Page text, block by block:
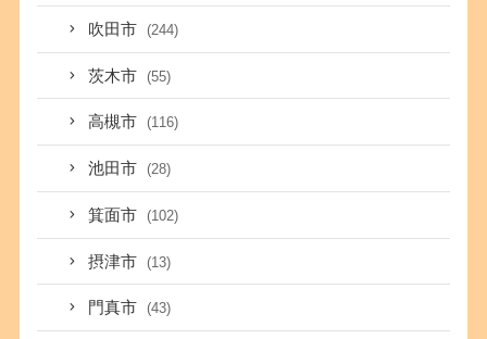
吹田市 (244)
茨木市 (55)
高槻市 (116)
池田市 (28)
箕面市 (102)
摂津市 (13)
門真市 (43)